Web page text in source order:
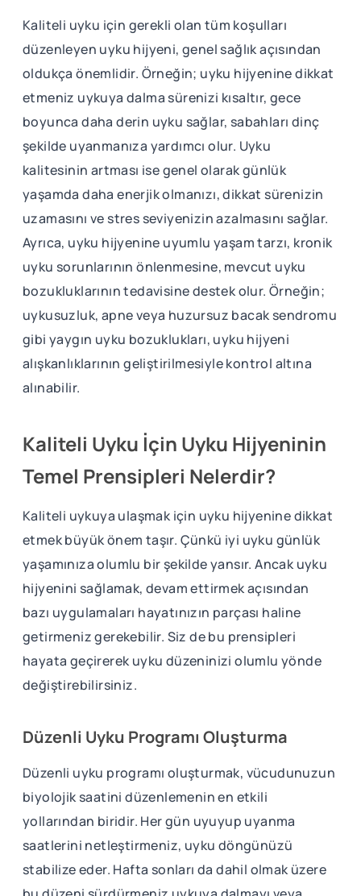
Kaliteli uyku için gerekli olan tüm koşulları
düzenleyen uyku hijyeni, genel sağlık açısından
oldukça önemlidir. Örneğin; uyku hijyenine dikkat
etmeniz uykuya dalma sürenizi kısaltır, gece
boyunca daha derin uyku sağlar, sabahları dinç
şekilde uyanmanıza yardımcı olur. Uyku
kalitesinin artması ise genel olarak günlük
yaşamda daha enerjik olmanızı, dikkat sürenizin
uzamasını ve stres seviyenizin azalmasını sağlar.
Ayrıca, uyku hijyenine uyumlu yaşam tarzı, kronik
uyku sorunlarının önlenmesine, mevcut uyku
bozukluklarının tedavisine destek olur. Örneğin;
uykusuzluk, apne veya huzursuz bacak sendromu
gibi yaygın uyku bozuklukları, uyku hijyeni
alışkanlıklarının geliştirilmesiyle kontrol altına
alınabilir.
Kaliteli Uyku İçin Uyku Hijyeninin
Temel Prensipleri Nelerdir?
Kaliteli uykuya ulaşmak için uyku hijyenine dikkat
etmek büyük önem taşır. Çünkü iyi uyku günlük
yaşamınıza olumlu bir şekilde yansır. Ancak uyku
hijyenini sağlamak, devam ettirmek açısından
bazı uygulamaları hayatınızın parçası haline
getirmeniz gerekebilir. Siz de bu prensipleri
hayata geçirerek uyku düzeninizi olumlu yönde
değiştirebilirsiniz.
Düzenli Uyku Programı Oluşturma
Düzenli uyku programı oluşturmak, vücudunuzun
biyolojik saatini düzenlemenin en etkili
yollarından biridir. Her gün uyuyup uyanma
saatlerini netleştirmeniz, uyku döngünüzü
stabilize eder. Hafta sonları da dahil olmak üzere